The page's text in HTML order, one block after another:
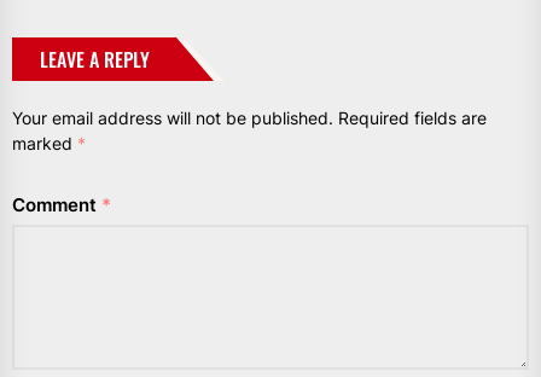
LEAVE A REPLY
Your email address will not be published. Required fields are
marked *
Comment *